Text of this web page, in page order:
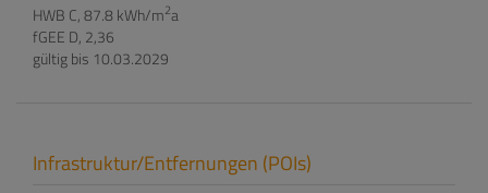
HWB C, 87.8 kWh/m2a
fGEE D, 2,36
gültig bis 10.03.2029
Infrastruktur/Entfernungen (POIs)